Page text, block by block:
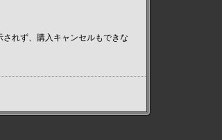
れず、購入キャンセルもできな